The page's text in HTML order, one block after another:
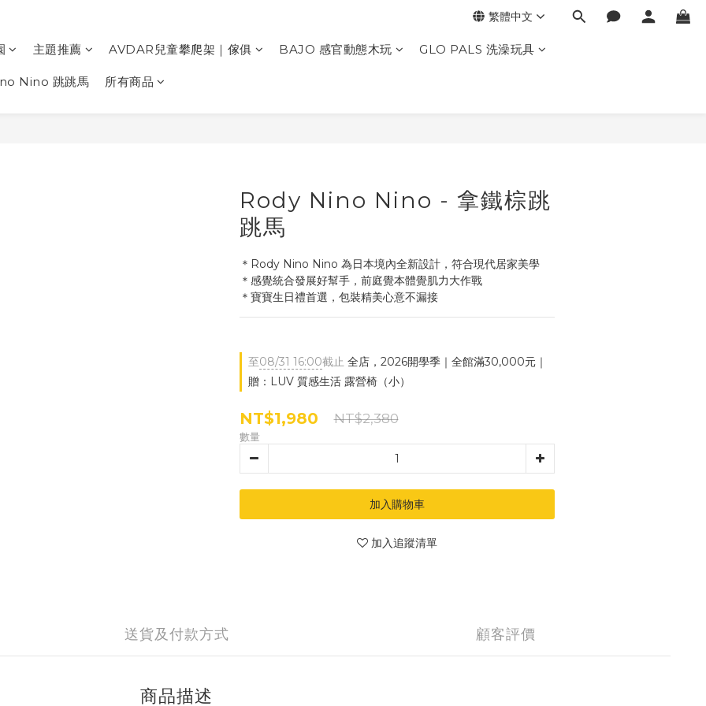
繁體中文
主題推薦 AVDAR兒童攀爬架｜傢俱 BAJO 感官動態木玩 GLO PALS 洗澡玩具
Nino 跳跳馬 所有商品
Rody Nino Nino - 拿鐵棕跳
跳馬
＊Rody Nino Nino 為日本境內全新設計，符合現代居家美學
＊感覺統合發展好幫手，前庭覺本體覺肌力大作戰
＊寶寶生日禮首選，包裝精美心意不漏接
至08/31 16:00截止 全店，2026開學季｜全館滿30,000元｜
贈：LUV 質感生活 露營椅（小）
NT$1,980 NT$2,380
數量
加入購物車
加入追蹤清單
送貨及付款方式 顧客評價
商品描述